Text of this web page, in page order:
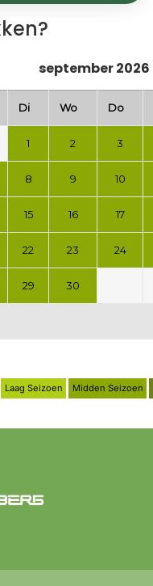
september 2026
Di Wo Do
1 2 3
8 9 10
15 16 17
22 23 24
29 30
Laag Seizoen Midden Seizoen